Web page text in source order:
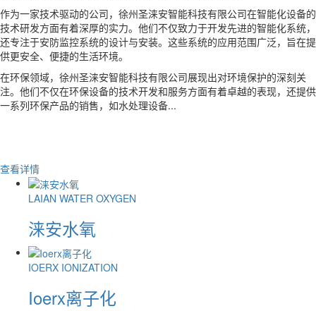
作为一家技术驱动的公司，徐州圣涞安智能科技有限公司在智能化设备的
技术研发方面有着深厚的实力。他们不仅致力于开发先进的智能化系统，
还专注于安防监控系统的设计与安装。这些系统的应用范围广泛，旨在提
供更安全、便捷的生活环境。
在环保领域，徐州圣涞安智能科技有限公司展现出对环境保护的深刻关
注。他们不仅在环保设备的技术开发和服务方面有着卓越的表现，还提供
一系列环保产品的销售，如水处理设备...
查看详情
LAIAN WATER OXYGEN
涞安水氧
IOERX IONIZATION
Ioerx离子化